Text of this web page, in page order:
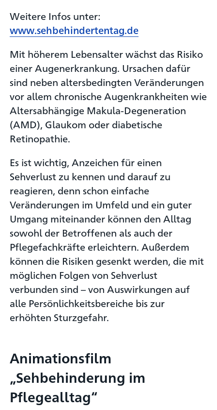
Weitere Infos unter:
www.sehbehindertentag.de
Mit höherem Lebensalter wächst das Risiko
einer Augenerkrankung. Ursachen dafür
sind neben altersbedingten Veränderungen
vor allem chronische Augenkrankheiten wie
Altersabhängige Makula-Degeneration
(AMD), Glaukom oder diabetische
Retinopathie.
Es ist wichtig, Anzeichen für einen
Sehverlust zu kennen und darauf zu
reagieren, denn schon einfache
Veränderungen im Umfeld und ein guter
Umgang miteinander können den Alltag
sowohl der Betroffenen als auch der
Pflegefachkräfte erleichtern. Außerdem
können die Risiken gesenkt werden, die mit
möglichen Folgen von Sehverlust
verbunden sind – von Auswirkungen auf
alle Persönlichkeitsbereiche bis zur
erhöhten Sturzgefahr.
Animationsfilm
„Sehbehinderung im
Pflegealltag“